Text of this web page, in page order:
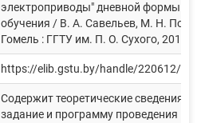
электроприводы" дневной формы
обучения / В. А. Савельев, М. Н.
Гомель : ГГТУ им. П. О. Сухого, 2016.
https://elib.gstu.by/handle/220612/
Содержит теоретические сведения,
задание и программу проведения